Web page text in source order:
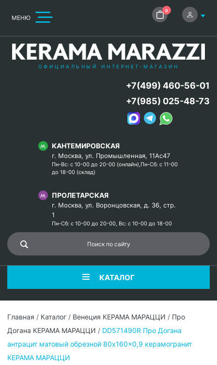
МЕНЮ
0
ОФИЦИАЛЬНЫЙ ИНТЕРНЕТ-МАГАЗИН
КАНТЕМИРОВСКАЯ
г. Москва, ул. Промышленная, 11Ас47
Пн-Вс: с 10-00 до 20-00 (онлайн),Пн-Сб: с 11-00
до 18-00 (склад)
ПРОЛЕТАРСКАЯ
г. Москва, ул. Воронцовская, д. 36, стр.
1
Пн-Сб: с 10-00 до 20-00, Вс: с 10-00 до 18-00
+7(499) 460-56-01
+7(985) 025-48-73
КАТАЛОГ
Главная / Каталог / Венеция КЕРАМА МАРАЦЦИ / Про
Догана КЕРАМА МАРАЦЦИ / DD571490R Про Догана
антрацит матовый обрезной 80x160x0,9 керамогранит
КЕРАМА МАРАЦЦИ